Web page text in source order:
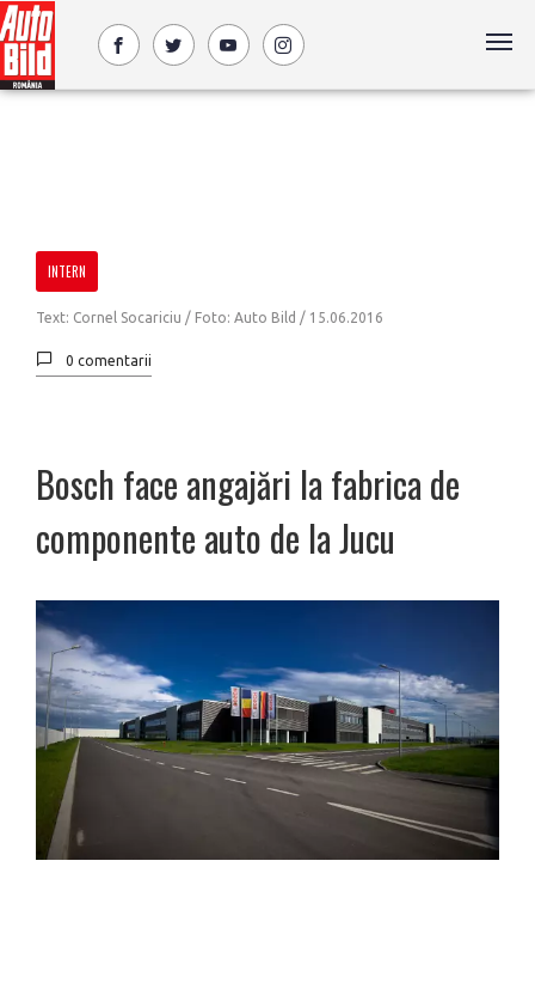
INTERN
Text: Cornel Socariciu / Foto: Auto Bild / 15.06.2016
0 comentarii
Bosch face angajări la fabrica de
componente auto de la Jucu